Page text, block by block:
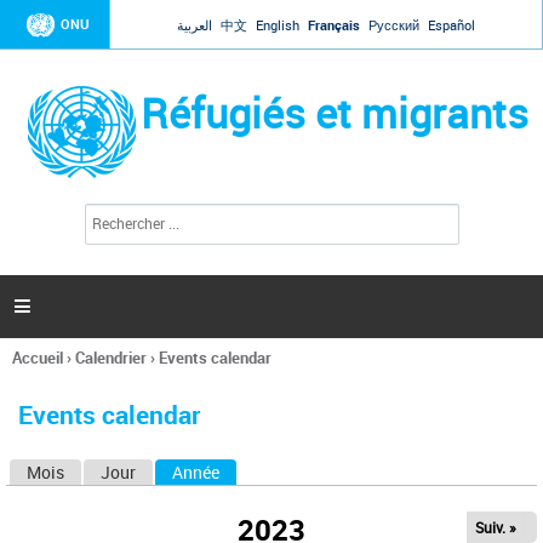
Jump to navigation
ONU العربية 中文 English Français Русский Español
Réfugiés et migrants
l
c
h
e

Vous
ici
Accueil›Calendrier› Events calendar
Events calendar
Mois Jour Année
2023 Suiv. »